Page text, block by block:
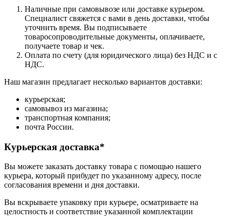
Наличные при самовывозе или доставке курьером.
Специалист свяжется с вами в день доставки, чтобы
уточнить время. Вы подписываете
товаросопроводительные документы, оплачиваете,
получаете товар и чек.
Оплата по счету (для юридического лица) без НДС и с
НДС.
Наш магазин предлагает несколько вариантов доставки:
курьерская;
самовывоз из магазина;
транспортная компания;
почта России.
Курьерская доставка*
Вы можете заказать доставку товара с помощью нашего
курьера, который прибудет по указанному адресу, после
согласования времени и дня доставки.
Вы вскрываете упаковку при курьере, осматриваете на
целостность и соответствие указанной комплектации